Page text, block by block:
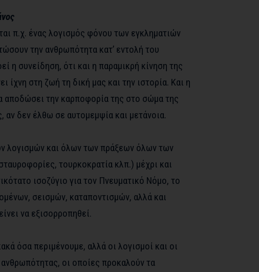
π.χ. ένας λογισμός φόνου των εγκληματιών
την ανθρωπότητα κατ’ εντολή του
η συνείδηση, ότι και η παραμικρή κίνηση της
ίχνη στη ζωή τη δική μας και την ιστορία. Και η
αποδώσει την καρποφορία της στο σώμα της
αν δεν έλθω σε αυτομεμψία και μετάνοια.
λογισμών και όλων των πράξεων όλων των
τουρκοκρατία κλπ.) μέχρι και
ισοζύγιο για τον Πνευματικό Νόμο, το
σεισμών, καταποντισμών, αλλά και
να εξισορροπηθεί.
όσα περιμένουμε, αλλά οι λογισμοί και οι
οι οποίες προκαλούν τα